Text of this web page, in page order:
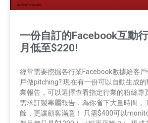
一份自訂的Facebook互動
月低至$220!
經常需要挖掘各行業Facebook數據給客
戶做pitching? 現在有一份可以自動生成
業報告，可以選擇查看指定行業的粉絲專
需求訂製專屬報告，為你省下大量時間，
餘，更讓顧客滿意！ 只需$400可以